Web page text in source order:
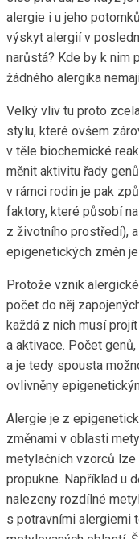
alergie i u jeho
výskyt alergií v
narůstá? Kde by k nim
žádného alergika
Velký vliv tu proto
stylu, které ovšem
v těle biochemické
měnit aktivitu řady
v rámci rodin je pak
faktory, které působí
z životního prostředí),
epigenetických změn
Protože vznik
počet do něj
každá z nich musí
a aktivace. Počet
a je tedy spousta
ovlivněny
Alergie je z
změnami v oblasti
metylačních vzorců
propukne. Například u
nalezeny rozdílné
s potravními alergiemi